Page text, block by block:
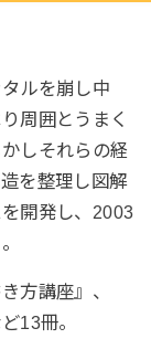
ルを崩し中
周囲とうまく
しそれらの経
を整理し図解
開発し、2003
方講座』、
13冊。